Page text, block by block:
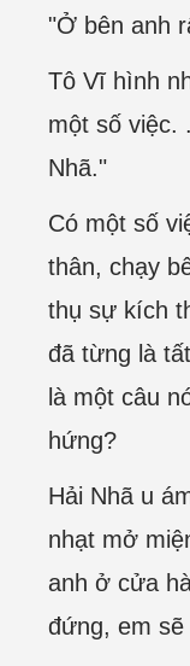
"Ở bên anh
Tô Vĩ hình
một số việc.
Nhã."
Có một số
thân, chạy
thụ sự kích
đã từng là
là một câu
hứng?
Hải Nhã u
nhạt mở
anh ở cửa
đứng, em